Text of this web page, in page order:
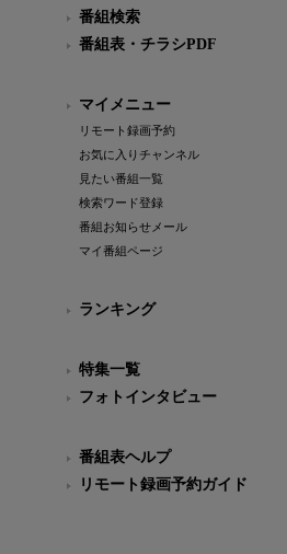
番組検索
番組表・チラシPDF
マイメニュー
リモート録画予約
お気に入りチャンネル
見たい番組一覧
検索ワード登録
番組お知らせメール
マイ番組ページ
ランキング
特集一覧
フォトインタビュー
番組表ヘルプ
リモート録画予約ガイド